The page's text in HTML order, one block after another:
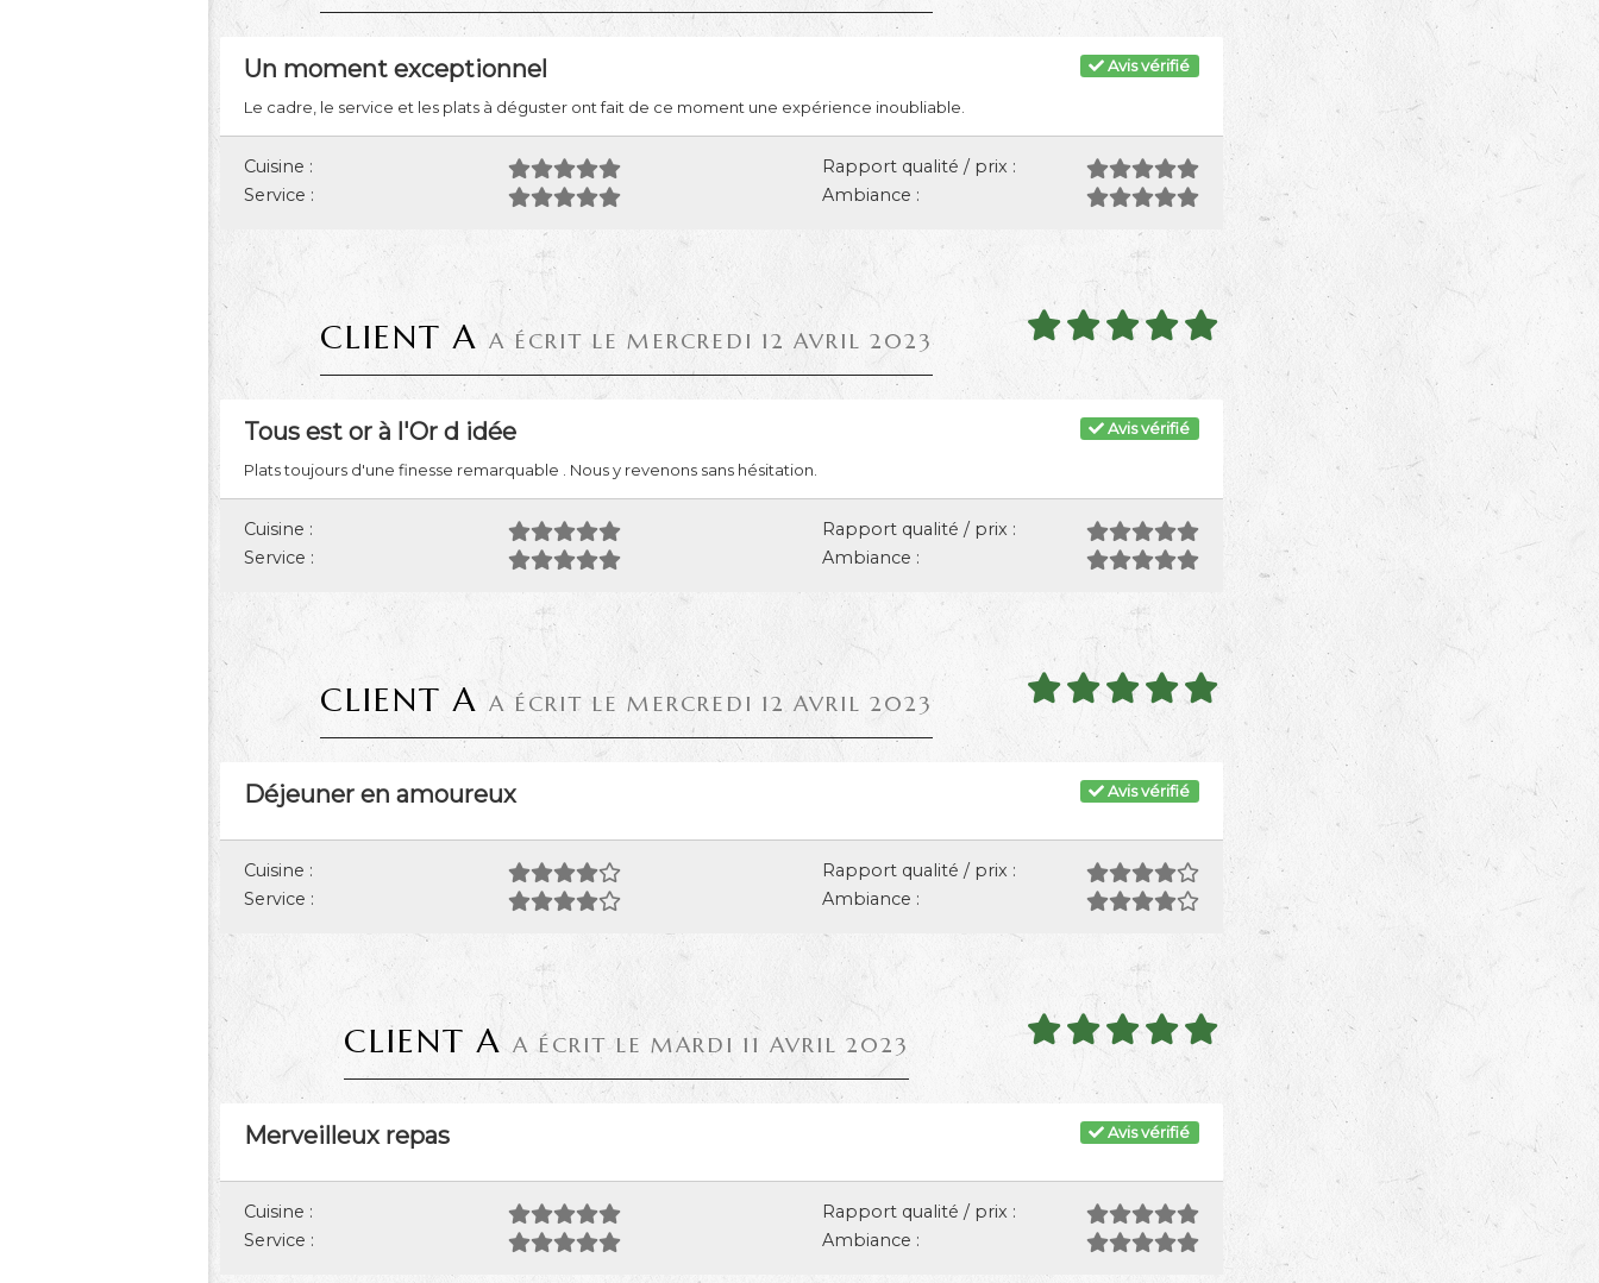
Avis vérifié
Un moment exceptionnel
Le cadre, le service et les plats à déguster ont fait de ce moment une expérience inoubliable.
Cuisine :
Rapport qualité / prix :
Service :
Ambiance :
CLIENT A A ÉCRIT LE MERCREDI 12 AVRIL 2023
Avis vérifié
Tous est or à l'Or d idée
Plats toujours d'une finesse remarquable . Nous y revenons sans hésitation.
Cuisine :
Rapport qualité / prix :
Service :
Ambiance :
CLIENT A A ÉCRIT LE MERCREDI 12 AVRIL 2023
Avis vérifié
Déjeuner en amoureux
Cuisine :
Rapport qualité / prix :
Service :
Ambiance :
CLIENT A A ÉCRIT LE MARDI 11 AVRIL 2023
Avis vérifié
Merveilleux repas
Cuisine :
Rapport qualité / prix :
Service :
Ambiance :